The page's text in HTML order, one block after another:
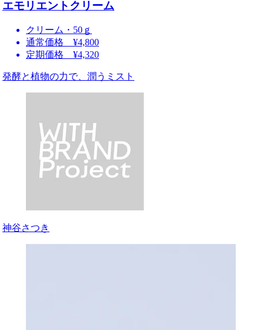
エモリエントクリーム
クリーム・50ｇ
通常価格 ¥4,800
定期価格 ¥4,320
発酵と植物の力で、潤うミスト
神谷さつき